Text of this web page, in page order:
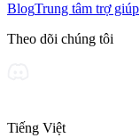
BlogTrung tâm trợ giúp
Theo dõi chúng tôi
Tiếng Việt